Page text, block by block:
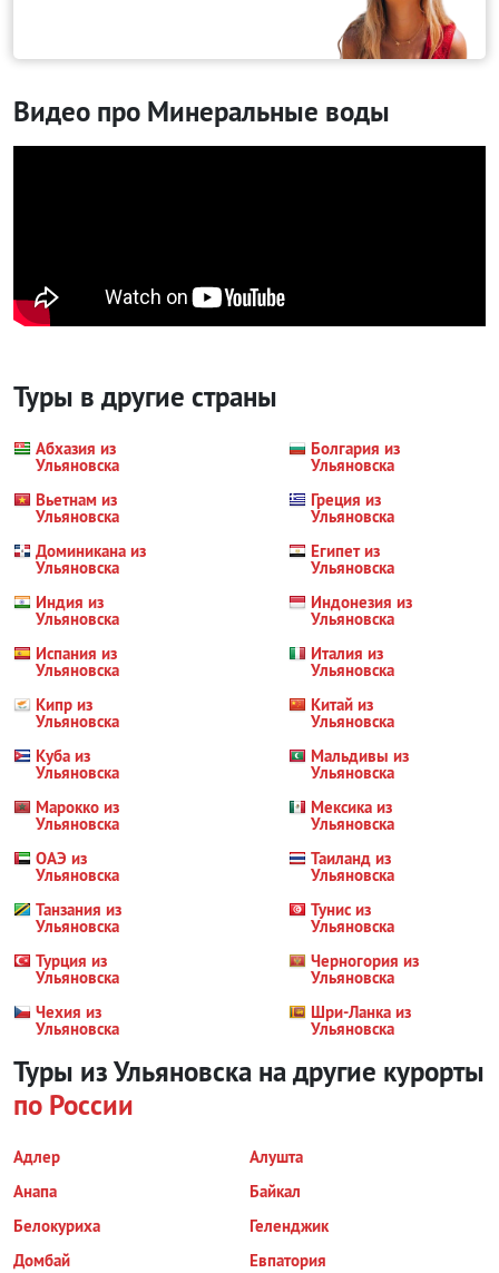
Видео про Минеральные воды
Туры в другие страны
Абхазия из
Ульяновска
Болгария из
Ульяновска
Вьетнам из
Ульяновска
Греция из
Ульяновска
Доминикана из
Ульяновска
Египет из
Ульяновска
Индия из
Ульяновска
Индонезия из
Ульяновска
Испания из
Ульяновска
Италия из
Ульяновска
Кипр из
Ульяновска
Китай из
Ульяновска
Куба из
Ульяновска
Мальдивы из
Ульяновска
Марокко из
Ульяновска
Мексика из
Ульяновска
ОАЭ из
Ульяновска
Таиланд из
Ульяновска
Танзания из
Ульяновска
Тунис из
Ульяновска
Турция из
Ульяновска
Черногория из
Ульяновска
Чехия из
Ульяновска
Шри-Ланка из
Ульяновска
Туры из Ульяновска на другие курорты
по России
Адлер
Алушта
Анапа
Байкал
Белокуриха
Геленджик
Домбай
Евпатория